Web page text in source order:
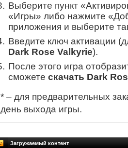
Выберите пункт
«Игры» либо нажмите
приложения и выберите
Введите ключ активации
Dark Rose Valkyrie).
После этого игра
сможете скачать Dark
* – для предварительных
день выхода игры.
Загружаемый контент